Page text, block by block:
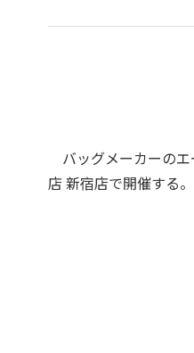
バッグメーカーの
店 新宿店で開催する。